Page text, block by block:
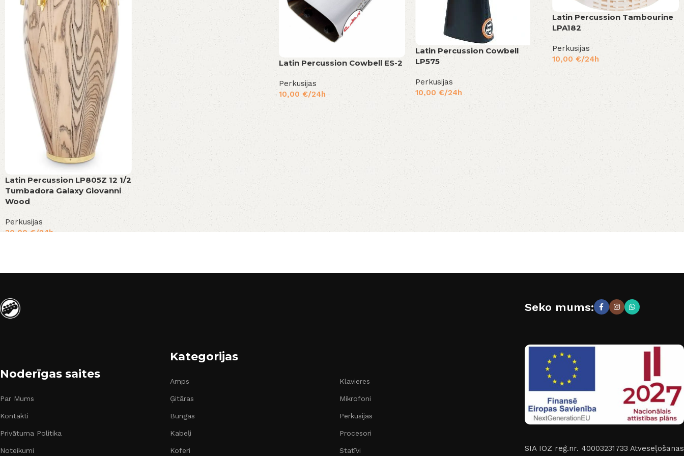
Latin Percussion LP805Z 12 1/2
Tumbadora Galaxy Giovanni
Wood
Perkusijas
30,00 €/24h
Latin Percussion Cowbell ES-2
Perkusijas
10,00 €/24h
Latin Percussion Cowbell
LP575
Perkusijas
10,00€/24h
Latin Percussion Tambourine
LPA182
Perkusijas
10,00€/24h
Noderīgas saites
Par Mums
Kontakti
Privātuma Politika
Noteikumi
Kategorijas
Amps
Ģitāras
Bungas
Kabeļi
Koferi
Klavieres
Mikrofoni
Perkusijas
Procesori
Statīvi
Seko mums:
SIA IOZ reģ.nr. 40003231733 Atveseļošanas